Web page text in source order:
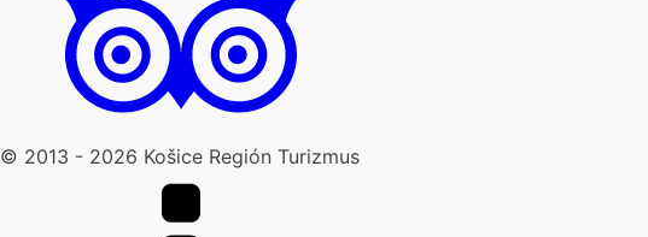
© 2013 - 2026 Košice Región Turizmus